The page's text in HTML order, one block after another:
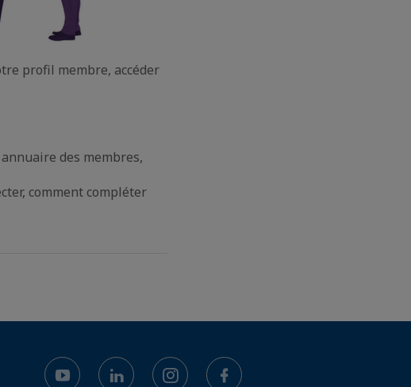
profil membre, accéder
des membres,
comment compléter